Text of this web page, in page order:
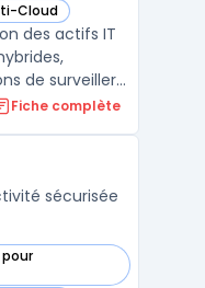
Cloud
des actifs IT
de surveiller
sur leur parc
de dire
Fiche complète
sécurisée